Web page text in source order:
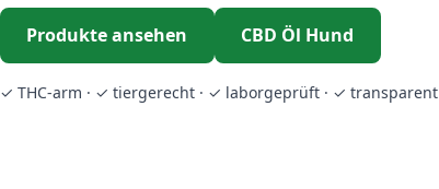
Produkte ansehen CBD Öl Hund
✓ THC-arm · ✓ tiergerecht · ✓ laborgeprüft · ✓ transparent